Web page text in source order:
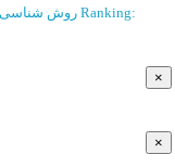
روش شناسیRanking:
×
×